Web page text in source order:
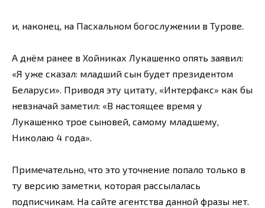
и, наконец, на Пасхальном богослужении в Турове.
А днём ранее в Хойниках Лукашенко опять заявил:
«Я уже сказал: младший сын будет президентом
Беларуси». Приводя эту цитату, «Интерфакс» как бы
невзначай заметил: «В настоящее время у
Лукашенко трое сыновей, самому младшему,
Николаю 4 года».
Примечательно, что это уточнение попало только в
ту версию заметки, которая рассылалась
подписчикам. На сайте агентства данной фразы нет.